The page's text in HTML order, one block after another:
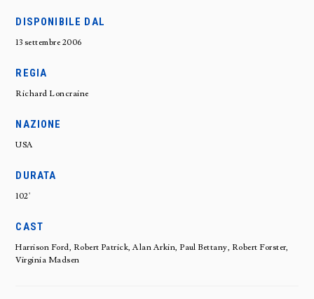
DISPONIBILE DAL
13 settembre 2006
REGIA
Richard Loncraine
NAZIONE
USA
DURATA
102'
CAST
Harrison Ford, Robert Patrick, Alan Arkin, Paul Bettany, Robert Forster,
Virginia Madsen